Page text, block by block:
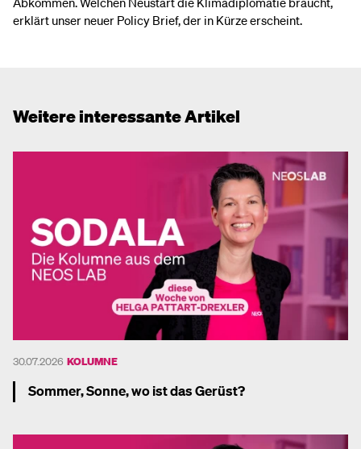
erklärt unser neuer Policy Brief, der in Kürze erscheint.
Weitere interessante Artikel
30.07.2026 KOLUMNE
Sommer, Sonne, wo ist das Gerüst?